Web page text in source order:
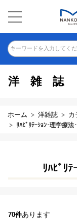
キーワードを入力してく
洋雑誌
ホーム 洋雑誌 カ
ﾘﾊﾋﾞﾘﾃｰｼｮﾝ･理学療法
ﾘﾊﾋﾞﾘ
70件あります